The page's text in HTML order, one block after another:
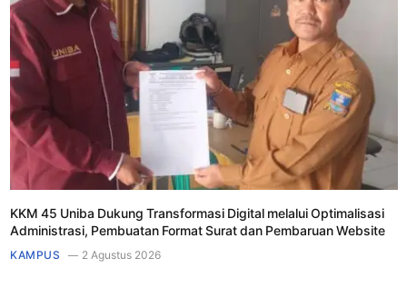
KKM 45 Uniba Dukung Transformasi Digital melalui Optimalisasi
Administrasi, Pembuatan Format Surat dan Pembaruan Website
KAMPUS 2 Agustus 2026